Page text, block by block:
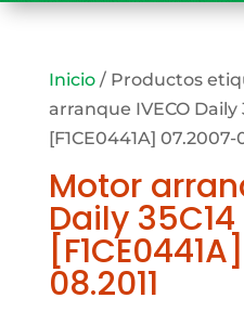
Inicio/ Productos
arranque IVECO Daily
[F1CE0441A] 07.2007-
Motor
Daily 35C14
08.2011